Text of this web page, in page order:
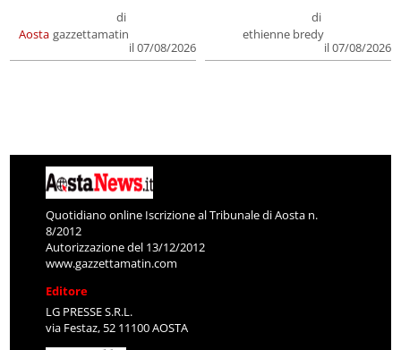
Aosta
di
gazzettamatin
il 07/08/2026
di
ethienne bredy
il 07/08/2026
Quotidiano online Iscrizione al Tribunale di Aosta n.
8/2012
Autorizzazione del 13/12/2012
www.gazzettamatin.com
Editore
LG PRESSE S.R.L.
via Festaz, 52 11100 AOSTA